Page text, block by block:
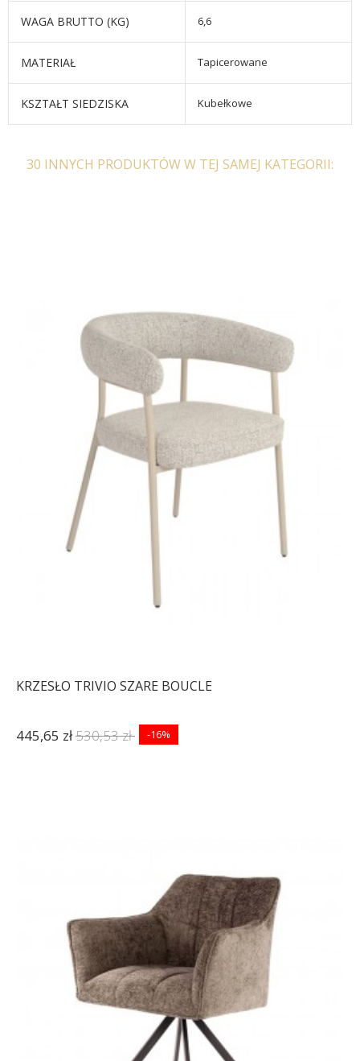
WAGA BRUTTO (KG) 6,6
MATERIAŁ Tapicerowane
KSZTAŁT SIEDZISKA Kubełkowe
HOKER TURIN WELUR
MUSZTARDOWY
487,58 zł
HOKER TURIN WELUR
ZIELONY
433,94 zł 487,58 zł
30 INNYCH PRODUKTÓW W TEJ SAMEJ KATEGORII:
KRZESŁO TRIVIO SZARE BOUCLE
445,65 zł530,53 zł -16%